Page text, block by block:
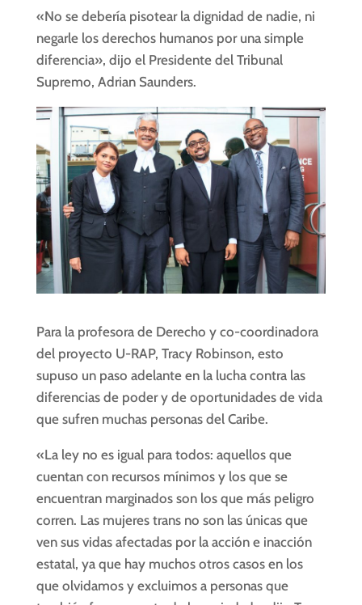
«No se debería pisotear la dignidad de nadie, ni
negarle los derechos humanos por una simple
diferencia», dijo el Presidente del Tribunal
Supremo, Adrian Saunders.
Para la profesora de Derecho y co-coordinadora
del proyecto U-RAP, Tracy Robinson, esto
supuso un paso adelante en la lucha contra las
diferencias de poder y de oportunidades de vida
que sufren muchas personas del Caribe.
«La ley no es igual para todos: aquellos que
cuentan con recursos mínimos y los que se
encuentran marginados son los que más peligro
corren. Las mujeres trans no son las únicas que
ven sus vidas afectadas por la acción e inacción
estatal, ya que hay muchos otros casos en los
que olvidamos y excluimos a personas que